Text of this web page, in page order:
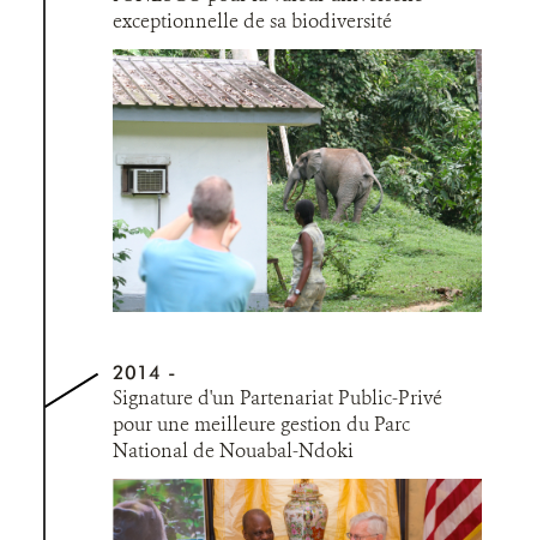
exceptionnelle de sa biodiversité
2014
Signature d'un Partenariat Public-Privé
pour une meilleure gestion du Parc
National de Nouabal-Ndoki